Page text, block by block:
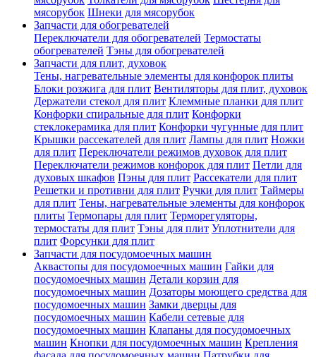
мясорубок Шнеки для мясорубок
Запчасти для обогревателей
Переключатели для обогревателей Термостаты
обогревателей Тэны для обогревателей
Запчасти для плит, духовок
Тены, нагревательные элементы для конфорок плиты
Блоки розжига для плит Вентиляторы для плит, духовок
Держатели стекол для плит Клеммные планки для плит
Конфорки спиральные для плит Конфорки
стеклокерамика для плит Конфорки чугунные для плит
Крышки рассекателей для плит Лампы для плит Ножки
для плит Переключатели режимов духовок для плит
Переключатели режимов конфорок для плит Петли для
духовых шкафов Пэны для плит Рассекатели для плит
Решетки и противни для плит Ручки для плит Таймеры
для плит Тены, нагревательные элементы для конфорок
плиты Термопары для плит Терморегуляторы,
термостаты для плит Тэны для плит Уплотнители для
плит Форсунки для плит
Запчасти для посудомоечных машин
Аквастопы для посудомоечных машин Гайки для
посудомоечных машин Детали корзин для
посудомоечных машин Дозаторы моющего средства для
посудомоечных машин Замки дверцы для
посудомоечных машин Кабели сетевые для
посудомоечных машин Клапаны для посудомоечных
машин Кнопки для посудомоечных машин Крепления